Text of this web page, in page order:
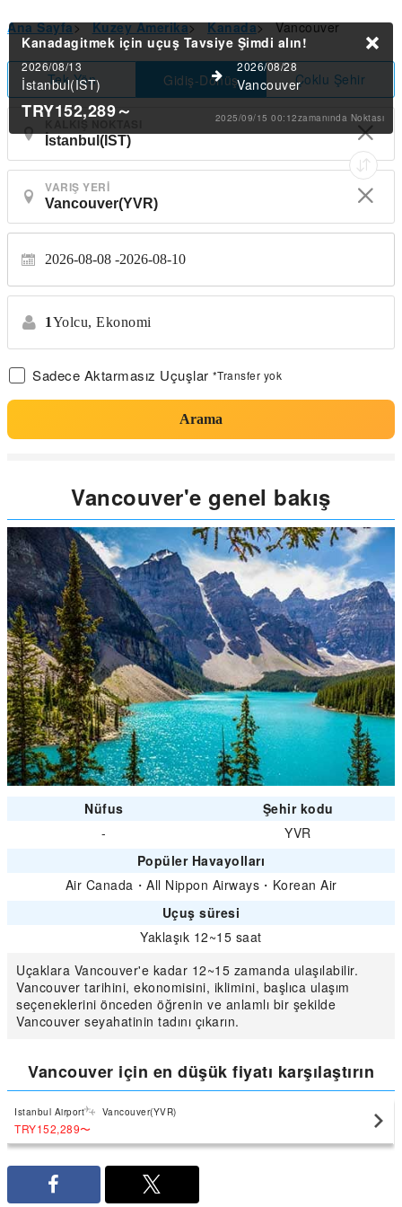
Ana Sayfa> Kuzey Amerika> Kanada> Vancouver
Tek Yön Gidiş-Dönüş Çoklu Şehir
KALKIŞ NOKTASI
VARIŞ YERI
2026-08-08 2026-08-10
1Yolcu, Ekonomi
Sadece Aktarmasız Uçuşlar *Transfer yok
Arama
Kanadagitmek için uçuş Tavsiye Şimdi alın!
2026/08/13
İstanbul(IST)
2026/08/28
Vancouver
TRY152,289～ 2025/09/15 00:12zamanında Noktası
Vancouver'e genel bakış
Nüfus
Şehir kodu
-
YVR
Popüler Havayolları
Air Canada ・ All Nippon Airways ・ Korean Air
Uçuş süresi
Yaklaşık 12~15 saat
Uçaklara Vancouver'e kadar 12~15 zamanda ulaşılabilir.
Vancouver tarihini, ekonomisini, iklimini, başlıca ulaşım
seçeneklerini önceden öğrenin ve anlamlı bir şekilde
Vancouver seyahatinin tadını çıkarın.
Vancouver için en düşük fiyatı karşılaştırın
Istanbul Airport Vancouver(YVR)
TRY152,289〜